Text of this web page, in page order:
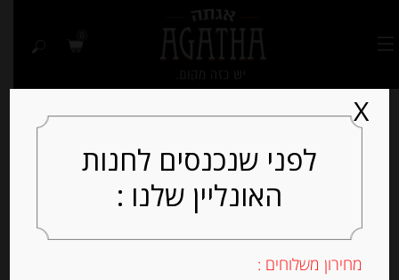
סל הקניות שלך ריק
כרגע.
לפני שנכנסים לחנות
האונליין שלנו :
מחירון משלוחים :
X